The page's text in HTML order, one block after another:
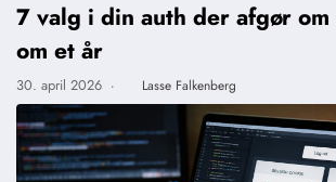
7 valg i din auth der afgør
om et år
30. april 2026 · Lasse Falkenberg